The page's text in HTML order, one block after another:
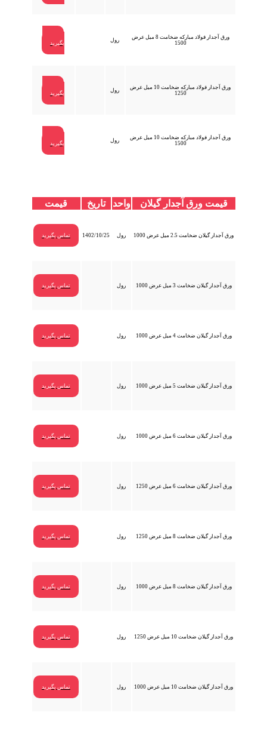
ورق آجدار فولاد مبارکه ضخامت 8 میل عرض
1500
رول
بگیرید
ورق آجدار فولاد مبارکه ضخامت 10 میل عرض
1250
رول
بگیرید
ورق آجدار فولاد مبارکه ضخامت 10 میل عرض
1500
رول
بگیرید
قیمت ورق آجدار گیلان واحد تاریخ قیمت
ورق آجدار گیلان ضخامت 2.5 میل عرض 1000 رول 1402/10/25 تماس بگیرید
ورق آجدار گیلان ضخامت 3 میل عرض 1000 رول تماس بگیرید
ورق آجدار گیلان ضخامت 4 میل عرض 1000 رول تماس بگیرید
ورق آجدار گیلان ضخامت 5 میل عرض 1000 رول تماس بگیرید
ورق آجدار گیلان ضخامت 6 میل عرض 1000 رول تماس بگیرید
ورق آجدار گیلان ضخامت 6 میل عرض 1250 رول تماس بگیرید
ورق آجدار گیلان ضخامت 8 میل عرض 1250 رول تماس بگیرید
ورق آجدار گیلان ضخامت 8 میل عرض 1000 رول تماس بگیرید
ورق آجدار گیلان ضخامت 10 میل عرض 1250 رول تماس بگیرید
ورق آجدار گیلان ضخامت 10 میل عرض 1000 رول تماس بگیرید